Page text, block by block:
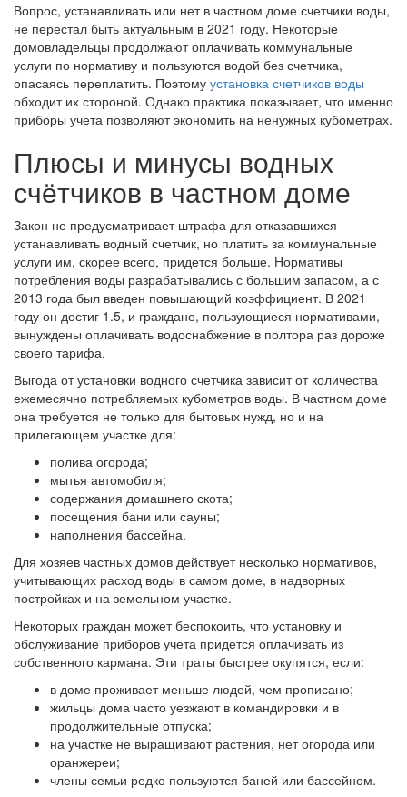
Вопрос, устанавливать или нет в частном доме счетчики воды,
не перестал быть актуальным в 2021 году. Некоторые
домовладельцы продолжают оплачивать коммунальные
услуги по нормативу и пользуются водой без счетчика,
опасаясь переплатить. Поэтому установка счетчиков воды
обходит их стороной. Однако практика показывает, что именно
приборы учета позволяют экономить на ненужных кубометрах.
Плюсы и минусы водных
счётчиков в частном доме
Закон не предусматривает штрафа для отказавшихся
устанавливать водный счетчик, но платить за коммунальные
услуги им, скорее всего, придется больше. Нормативы
потребления воды разрабатывались с большим запасом, а с
2013 года был введен повышающий коэффициент. В 2021
году он достиг 1.5, и граждане, пользующиеся нормативами,
вынуждены оплачивать водоснабжение в полтора раз дороже
своего тарифа.
Выгода от установки водного счетчика зависит от количества
ежемесячно потребляемых кубометров воды. В частном доме
она требуется не только для бытовых нужд, но и на
прилегающем участке для:
полива огорода;
мытья автомобиля;
содержания домашнего скота;
посещения бани или сауны;
наполнения бассейна.
Для хозяев частных домов действует несколько нормативов,
учитывающих расход воды в самом доме, в надворных
постройках и на земельном участке.
Некоторых граждан может беспокоить, что установку и
обслуживание приборов учета придется оплачивать из
собственного кармана. Эти траты быстрее окупятся, если:
в доме проживает меньше людей, чем прописано;
жильцы дома часто уезжают в командировки и в
продолжительные отпуска;
на участке не выращивают растения, нет огорода или
оранжереи;
члены семьи редко пользуются баней или бассейном.